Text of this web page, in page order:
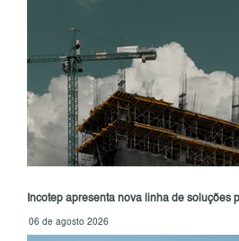
Incotep apresenta nova linha de soluções
06 de agosto 2026